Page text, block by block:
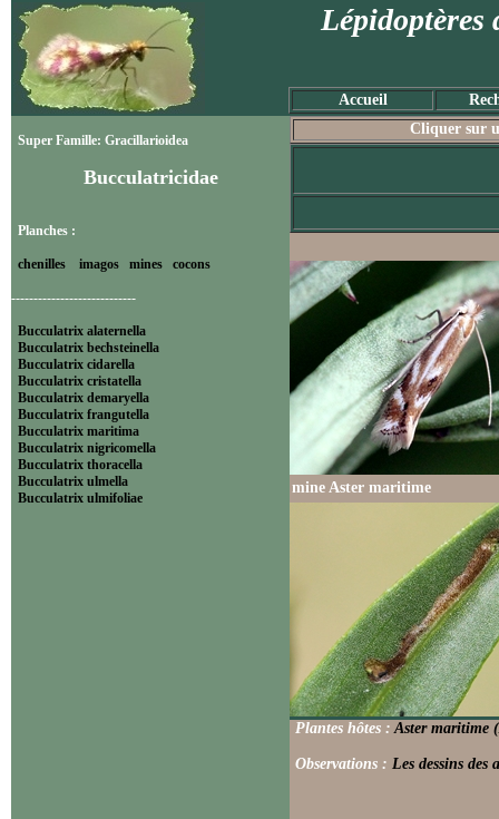
Lépidoptères
Accueil
Super Famille: Gracillarioidea
Bucculatricidae
Planches :
chenilles imagos mines cocons
----------------------------
Bucculatrix alaternella
Bucculatrix bechsteinella
Bucculatrix cidarella
Bucculatrix cristatella
Bucculatrix demaryella
Bucculatrix frangutella
Bucculatrix maritima
Bucculatrix nigricomella
Bucculatrix thoracella
Bucculatrix ulmella
Bucculatrix ulmifoliae
Cliquer sur
mine Aster maritime
Plantes hôtes :Aster maritime
Observations : Les dessins des